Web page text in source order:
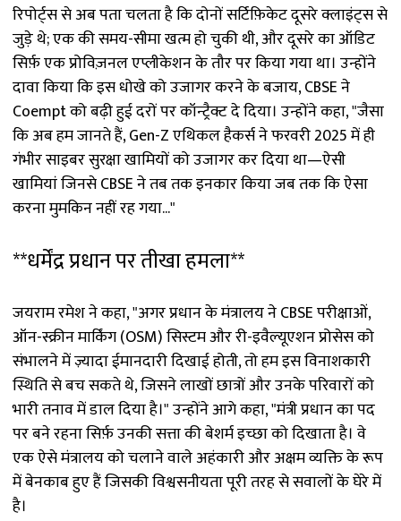
रिपोर्ट्स से अब पता चलता है कि दोनों सर्टिफ़िकेट दूसरे क्लाइंट्स से
जुड़े थे; एक की समय-सीमा खत्म हो चुकी थी, और दूसरे का ऑडिट
सिर्फ़ एक प्रोविज़नल एप्लीकेशन के तौर पर किया गया था। उन्होंने
दावा किया कि इस धोखे को उजागर करने के बजाय, CBSE ने
Coempt को बढ़ी हुई दरों पर कॉन्ट्रैक्ट दे दिया। उन्होंने कहा, "जैसा
कि अब हम जानते हैं, Gen-Z एथिकल हैकर्स ने फरवरी 2025 में ही
गंभीर साइबर सुरक्षा खामियों को उजागर कर दिया था—ऐसी
खामियां जिनसे CBSE ने तब तक इनकार किया जब तक कि ऐसा
करना मुमकिन नहीं रह गया..."
**धर्मेंद्र प्रधान पर तीखा हमला**
जयराम रमेश ने कहा, "अगर प्रधान के मंत्रालय ने CBSE परीक्षाओं,
ऑन-स्क्रीन मार्किंग (OSM) सिस्टम और री-इवैल्यूएशन प्रोसेस को
संभालने में ज़्यादा ईमानदारी दिखाई होती, तो हम इस विनाशकारी
स्थिति से बच सकते थे, जिसने लाखों छात्रों और उनके परिवारों को
भारी तनाव में डाल दिया है।" उन्होंने आगे कहा, "मंत्री प्रधान का पद
पर बने रहना सिर्फ़ उनकी सत्ता की बेशर्म इच्छा को दिखाता है। वे
एक ऐसे मंत्रालय को चलाने वाले अहंकारी और अक्षम व्यक्ति के रूप
में बेनकाब हुए हैं जिसकी विश्वसनीयता पूरी तरह से सवालों के घेरे में
है।